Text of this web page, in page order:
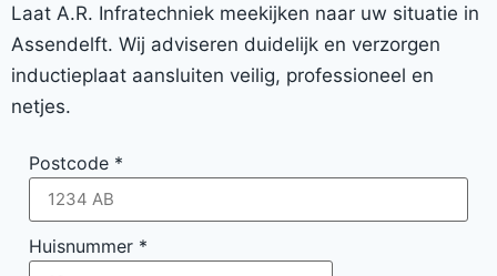
Laat A.R. Infratechniek meekijken naar uw situatie in
Assendelft. Wij adviseren duidelijk en verzorgen
inductieplaat aansluiten veilig, professioneel en
netjes.
Postcode *
Huisnummer *